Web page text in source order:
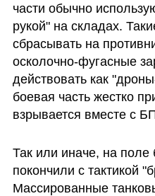
части обычно
рукой" на складах.
сбрасывать на
осколочно-фугасные
действовать как
боевая часть жестко
взрывается вместе с
Так или иначе, на
покончили с тактикой
Массированные